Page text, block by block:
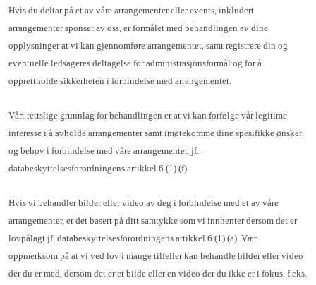
Hvis du deltar på et av våre arrangementer eller events, inkludert
arrangementer sponset av oss, er formålet med behandlingen av dine
opplysninger at vi kan gjennomføre arrangementet, samt registrere din og
eventuelle ledsageres deltagelse for administrasjonsformål og for å
opprettholde sikkerheten i forbindelse med arrangementet.
Vårt rettslige grunnlag for behandlingen er at vi kan forfølge vår legitime
interesse i å avholde arrangementer samt imøtekomme dine spesifikke ønsker
og behov i forbindelse med våre arrangementer, jf.
databeskyttelsesforordningens artikkel 6 (1) (f).
Hvis vi behandler bilder eller video av deg i forbindelse med et av våre
arrangementer, er det basert på ditt samtykke som vi innhenter dersom det er
lovpålagt jf. databeskyttelsesforordningens artikkel 6 (1) (a). Vær
oppmerksom på at vi ved lov i mange tilfeller kan behandle bilder eller video
der du er med, dersom det er et bilde eller en video der du ikke er i fokus, f.eks.